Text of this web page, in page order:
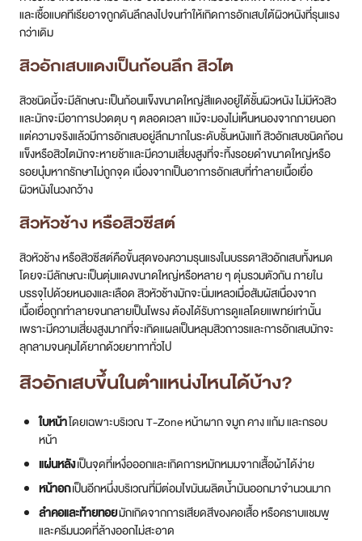
และเชื้อแบคทีเรียอาจถูกดันลึกลงไปจนทำให้เกิดการอักเสบใต้ผิวหนังที่รุนแรง
กว่าเดิม
สิวอักเสบแดงเป็นก้อนลึก สิวไต
สิวชนิดนี้จะมีลักษณะเป็นก้อนแข็งขนาดใหญ่สีแดงอยู่ใต้ชั้นผิวหนัง ไม่มีหัวสิว
และมักจะมีอาการปวดตุบ ๆ ตลอดเวลา แม้จะมองไม่เห็นหนองจากภายนอก
แต่ความจริงแล้วมีการอักเสบอยู่ลึกมากในระดับชั้นหนังแท้ สิวอักเสบชนิดก้อน
แข็งหรือสิวไตมักจะหายช้าและมีความเสี่ยงสูงที่จะทิ้งรอยดำขนาดใหญ่หรือ
รอยบุ๋มหากรักษาไม่ถูกจุด เนื่องจากเป็นอาการอักเสบที่ทำลายเนื้อเยื่อ
ผิวหนังในวงกว้าง
สิวหัวช้าง หรือสิวซีสต์
สิวหัวช้าง หรือสิวซีสต์คือขั้นสุดของความรุนแรงในบรรดาสิวอักเสบทั้งหมด
โดยจะมีลักษณะเป็นตุ่มแดงขนาดใหญ่หรือหลาย ๆ ตุ่มรวมตัวกัน ภายใน
บรรจุไปด้วยหนองและเลือด สิวหัวช้างมักจะนิ่มเหลวเมื่อสัมผัสเนื่องจาก
เนื้อเยื่อถูกทำลายจนกลายเป็นโพรง ต้องได้รับการดูแลโดยแพทย์เท่านั้น
เพราะมีความเสี่ยงสูงมากที่จะเกิดแผลเป็นหลุมสิวถาวรและการอักเสบมักจะ
ลุกลามจนคุมได้ยากด้วยยาทาทั่วไป
สิวอักเสบขึ้นในตำแหน่งไหนได้บ้าง?
ใบหน้าโดยเฉพาะบริเวณ T-Zone หน้าผาก จมูก คาง แก้ม และกรอบ
หน้า
แผ่นหลังเป็นจุดที่เหงื่อออกและเกิดการหมักหมมจากเสื้อผ้าได้ง่าย
หน้าอกเป็นอีกหนึ่งบริเวณที่มีต่อมไขมันผลิตน้ำมันออกมาจำนวนมาก
ลำคอและท้ายทอยมักเกิดจากการเสียดสีของคอเสื้อ หรือคราบแชมพู
และครีมนวดที่ล้างออกไม่สะอาด